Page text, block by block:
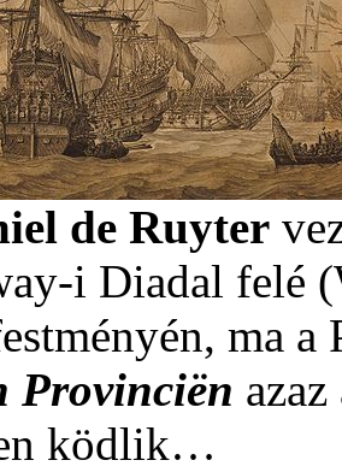
de Ruyter
i Diadal felé
ma
Provinciën
ködlik…